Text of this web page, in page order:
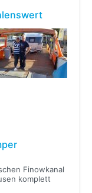
Finowkanal
komplett